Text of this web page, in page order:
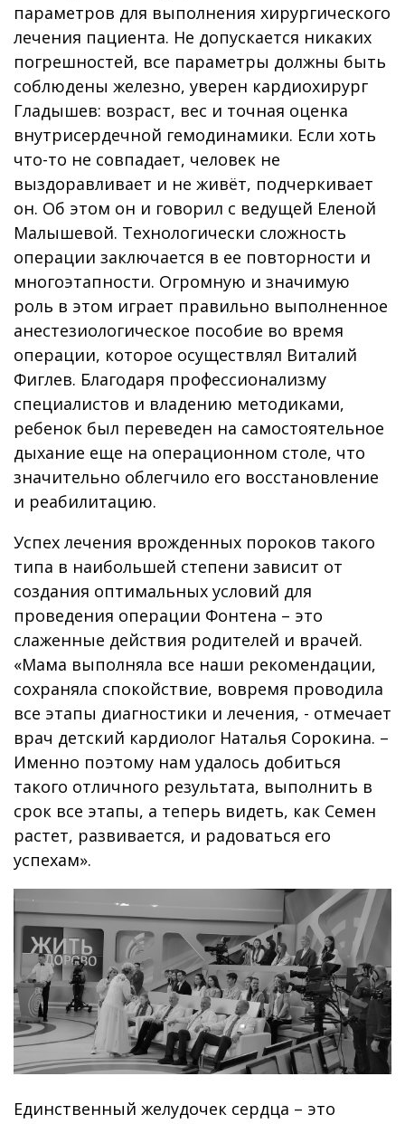
параметров для выполнения хирургического
лечения пациента. Не допускается никаких
погрешностей, все параметры должны быть
соблюдены железно, уверен кардиохирург
Гладышев: возраст, вес и точная оценка
внутрисердечной гемодинамики. Если хоть
что-то не совпадает, человек не
выздоравливает и не живёт, подчеркивает
он. Об этом он и говорил с ведущей Еленой
Малышевой. Технологически сложность
операции заключается в ее повторности и
многоэтапности. Огромную и значимую
роль в этом играет правильно выполненное
анестезиологическое пособие во время
операции, которое осуществлял Виталий
Фиглев. Благодаря профессионализму
специалистов и владению методиками,
ребенок был переведен на самостоятельное
дыхание еще на операционном столе, что
значительно облегчило его восстановление
и реабилитацию.
Успех лечения врожденных пороков такого
типа в наибольшей степени зависит от
создания оптимальных условий для
проведения операции Фонтена – это
слаженные действия родителей и врачей.
«Мама выполняла все наши рекомендации,
сохраняла спокойствие, вовремя проводила
все этапы диагностики и лечения, - отмечает
врач детский кардиолог Наталья Сорокина. –
Именно поэтому нам удалось добиться
такого отличного результата, выполнить в
срок все этапы, а теперь видеть, как Семен
растет, развивается, и радоваться его
успехам».
Единственный желудочек сердца – это